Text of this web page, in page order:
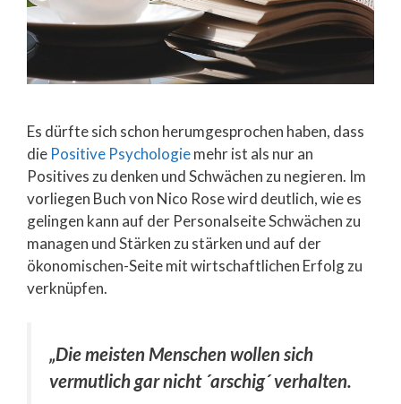
Es dürfte sich schon herumgesprochen haben, dass
die Positive Psychologiemehr ist als nur an
Positives zu denken und Schwächen zu negieren. Im
vorliegen Buch von Nico Rose wird deutlich, wie es
gelingen kann auf der Personalseite Schwächen zu
managen und Stärken zu stärken und auf der
ökonomischen-Seite mit wirtschaftlichen Erfolg zu
verknüpfen.
„Die meisten Menschen wollen sich
vermutlich gar nicht ´arschig´ verhalten.